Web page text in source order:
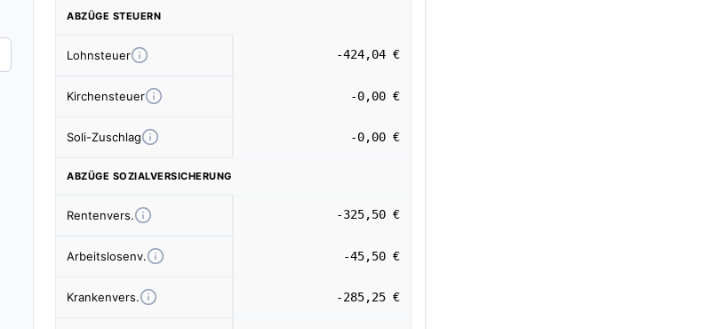
ABZÜGE STEUERN
Lohnsteuer -424,04 €
Kirchensteuer -0,00 €
Soli-Zuschlag -0,00 €
ABZÜGE SOZIALVERSICHERUNG
Rentenvers. -325,50 €
Arbeitslosenv. -45,50 €
Krankenvers. -285,25 €